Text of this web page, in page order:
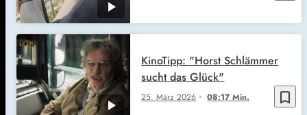
bookmark_border
25. März 2026 08:17 Min.
KinoTipp: "Horst Schlämmer
sucht das Glück"